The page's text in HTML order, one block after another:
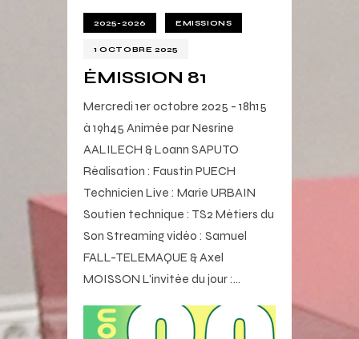
2025-2026 EMISSIONS
1 OCTOBRE 2025
ÉMISSION 81
Mercredi 1er octobre 2025 - 18h15
à 19h45 Animée par Nesrine
AALILECH & Loann SAPUTO
Réalisation : Faustin PUECH
Technicien Live : Marie URBAIN
Soutien technique : TS2 Métiers du
Son Streaming vidéo : Samuel
FALL-TELEMAQUE & Axel
MOISSON L'invitée du jour :…